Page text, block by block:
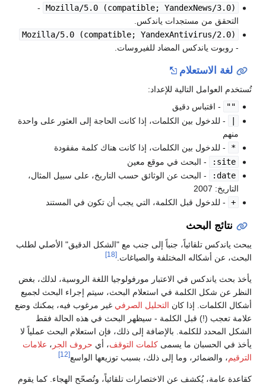
Mozilla/5.0 (compatible; YandexNews/3.0)
-
التحقق من مستجدات ياندكس.
Mozilla/5.0 (compatible; YandexAntivirus/2.0)
- روبوت ياندكس المضاد للفيروسات.
لغة الاستعلام
تُستخدم العوامل التالية للإعداد:
""
- اقتباس دقيق
- للدخول بين الكلمات، إذا كانت الحاجة إلى العثور على واحدة
منهم
*
- للدخول بين الكلمات، إذا كانت هناك كلمة مفقودة
site:
- البحث في موقع معين
date:
- البحث عن الوثائق حسب التاريخ، على سبيل المثال،
التاريخ: 2007
+
- للدخول قبل الكلمة، التي يجب أن تكون في المستند
نتائج البحث
يبحث ياندكس تلقائياً، جنباً إلى جنب مع "الشكل الدقيق" الأصلي لطلب
البحث، عن أشكاله المختلفة والصياغات. [18]
يأخذ بحث ياندكس في الاعتبار مورفولوجيا اللغة الروسية، لذلك، بغض
النظر عن شكل الكلمة في استعلام البحث، سيتم إجراء البحث لجميع
أشكال الكلمات. إذا كان التحليل الصرفي غير مرغوب فيه، يمكنك وضع
علامة تعجب (!) قبل الكلمة - سيظهر البحث في هذه الحالة فقط
الشكل المحدد للكلمة. بالإضافة إلى ذلك، فإن استعلام البحث عملياً لا
يأخذ في الحسبان ما يسمى كلمات التوقف، أي حروف الجر ، علامات
الترقيم، والضمائر، وما إلى ذلك، بسبب توزيعها الواسع[12]
كقاعدة عامة، يُكشف عن الاختصارات تلقائياً، وتُصحّح الهجاء. كما يقوم